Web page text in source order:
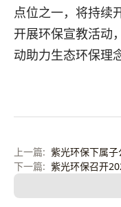
点位之一，将持续
开展环保宣教活动
动助力生态环保理
紫光环保下属子公
紫光环保召开